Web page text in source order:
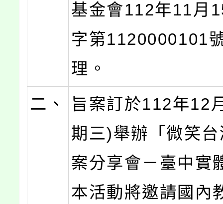
基金會112年11月
字第1120000101
理。
二、
旨案訂於112年12
期三)舉辦「微笑
案分享會－臺中實
本活動將邀請國內